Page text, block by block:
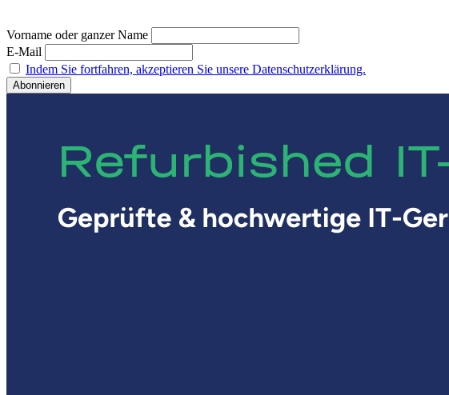
Vorname oder ganzer Name
E-Mail
Indem Sie fortfahren, akzeptieren Sie unsere Datenschutzerklärung.